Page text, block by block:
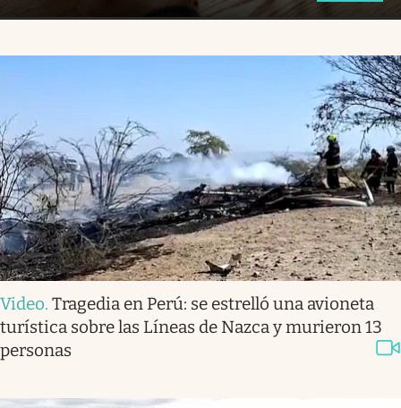
Video. Tragedia en Perú: se estrelló una avioneta
turística sobre las Líneas de Nazca y murieron 13
personas